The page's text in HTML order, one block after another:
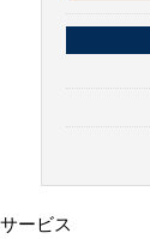
サービス